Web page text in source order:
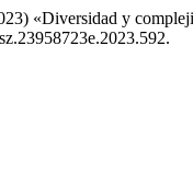
«Diversidad y